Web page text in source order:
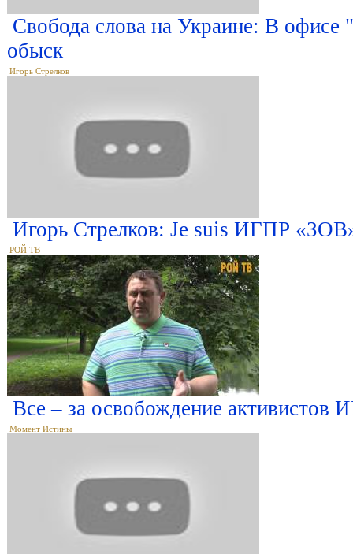
Свобода слова на Украине: В офисе
обыск
Игорь Стрелков
Игорь Стрелков: Je suis ИГПР
РОЙ ТВ
Все – за освобождение
Момент Истины